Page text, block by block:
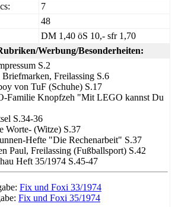
7
48
DM 1,40 öS 10,- sfr 1,70
Werbung/Besonderheiten:
S.2
Freilassing S.6
von TuF (Schuhe) S.17
Familie Knopfzeh "Mit LEGO kannst Du
S.34-36
Worte- (Witze) S.37
Hefte "Die Rechenarbeit" S.37
Paul, Freilassing (Fußballsport) S.42
Heft 35/1974 S.45-47
Fix und Foxi 33/1974
Fix und Foxi 35/1974